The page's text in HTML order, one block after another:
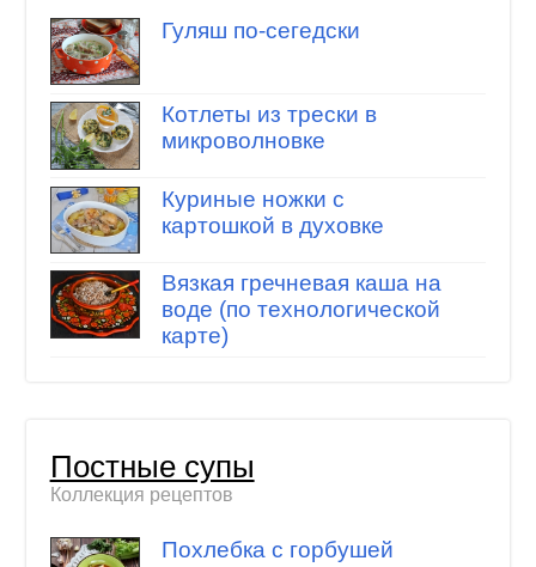
Гуляш по-сегедски
Котлеты из трески в
микроволновке
Куриные ножки с
картошкой в духовке
Вязкая гречневая каша на
воде (по технологической
карте)
Постные супы
Коллекция рецептов
Похлебка с горбушей